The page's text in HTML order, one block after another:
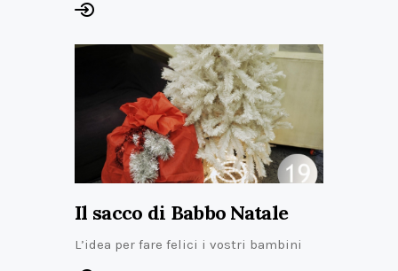
Il sacco di Babbo Natale
L’idea per fare felici i vostri bambini